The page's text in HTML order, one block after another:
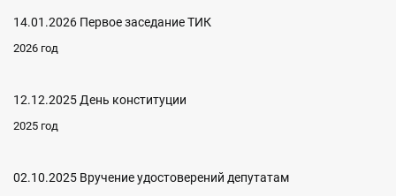
14.01.2026 Первое заседание ТИК
2026 год
12.12.2025 День конституции
2025 год
02.10.2025 Вручение удостоверений депутатам